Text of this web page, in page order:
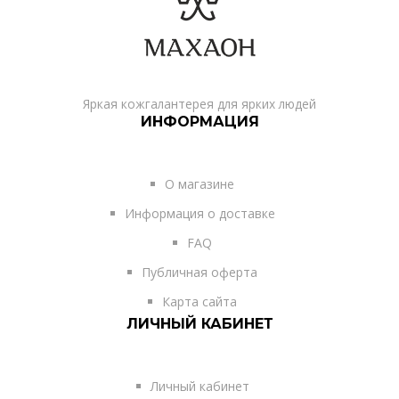
Яркая кожгалантерея для ярких людей
ИНФОРМАЦИЯ
О магазине
Информация о доставке
FAQ
Публичная оферта
Карта сайта
ЛИЧНЫЙ КАБИНЕТ
Личный кабинет